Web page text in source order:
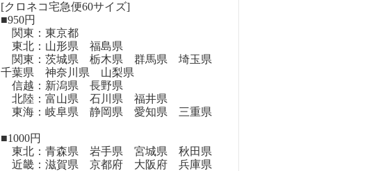
[クロネコ宅急便60サイズ]
■950円
関東：東京都
東北：山形県 福島県
関東：茨城県 栃木県 群馬県 埼玉県
千葉県 神奈川県 山梨県
信越：新潟県 長野県
北陸：富山県 石川県 福井県
東海：岐阜県 静岡県 愛知県 三重県
■1000円
東北：青森県 岩手県 宮城県 秋田県
近畿：滋賀県 京都府 大阪府 兵庫県